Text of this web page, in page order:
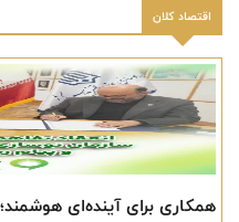
اقتصاد کلان
همکاری برای آینده‌ای